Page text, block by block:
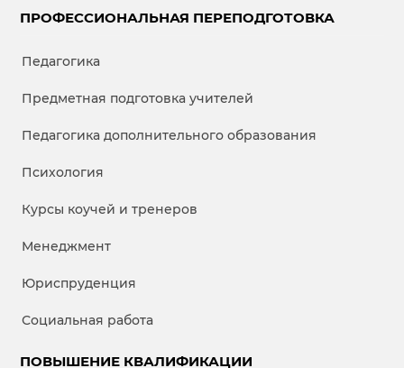
ПРОФЕССИОНАЛЬНАЯ ПЕРЕПОДГОТОВКА
Педагогика
Предметная подготовка учителей
Педагогика дополнительного образования
Психология
Курсы коучей и тренеров
Менеджмент
Юриспруденция
Социальная работа
ПОВЫШЕНИЕ КВАЛИФИКАЦИИ